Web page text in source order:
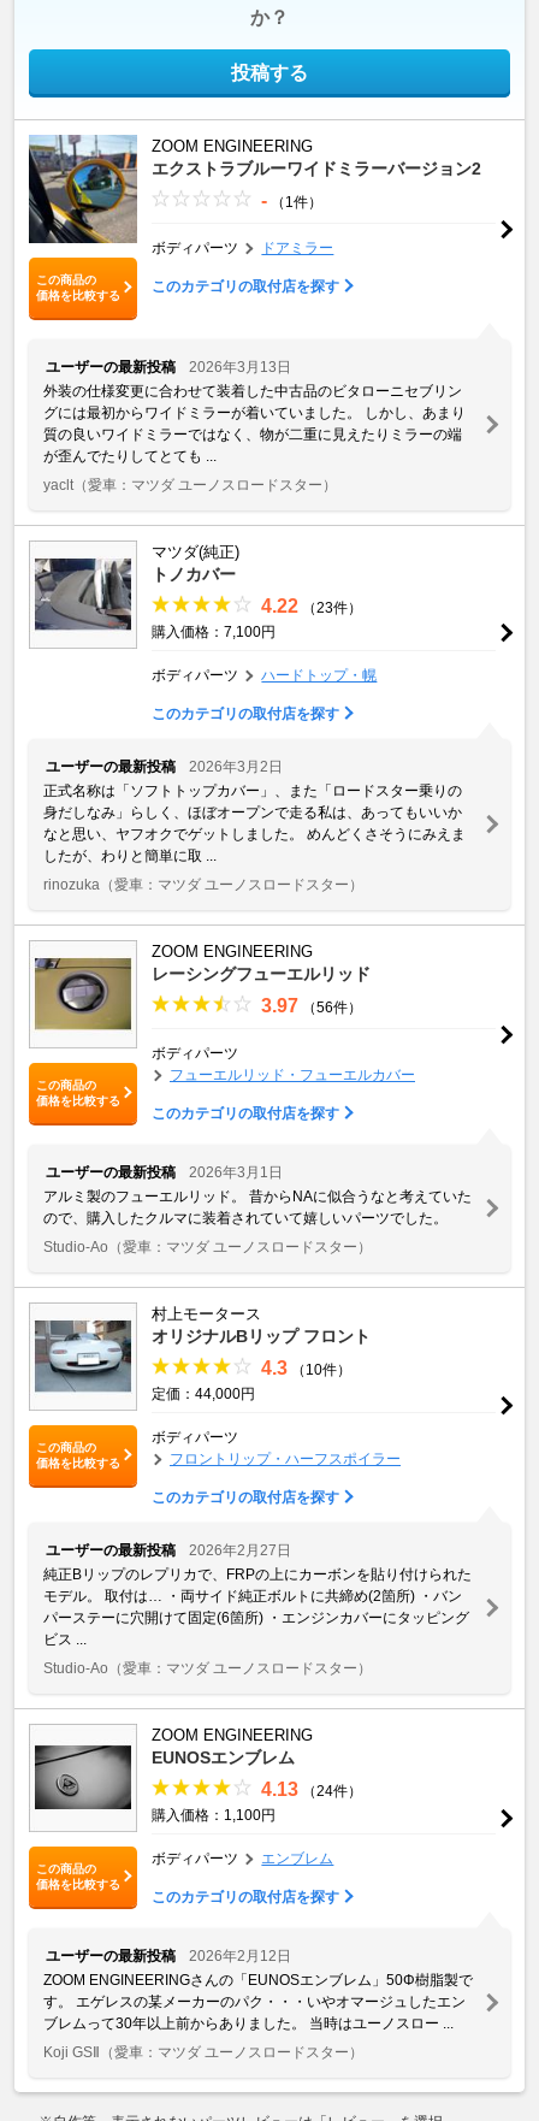
か？
投稿する
この商品の
価格を比較する
ZOOM ENGINEERING
エクストラブルーワイドミラーバージョン2
- （1件）
ボディパーツ ドアミラー
このカテゴリの取付店を探す
ユーザーの最新投稿
2026年3月13日
外装の仕様変更に合わせて装着した中古品のビタローニセブリン
グには最初からワイドミラーが着いていました。 しかし、あまり
質の良いワイドミラーではなく、物が二重に見えたりミラーの端
が歪んでたりしてとても ...
yaclt （愛車：マツダ ユーノスロードスター）
マツダ(純正)
トノカバー
4.22
（23件）
購入価格：7,100円
ボディパーツ ハードトップ・幌
このカテゴリの取付店を探す
ユーザーの最新投稿
2026年3月2日
正式名称は「ソフトトップカバー」、また「ロードスター乗りの
身だしなみ」らしく、ほぼオープンで走る私は、あってもいいか
なと思い、ヤフオクでゲットしました。 めんどくさそうにみえま
したが、わりと簡単に取 ...
rinozuka （愛車：マツダ ユーノスロードスター）
この商品の
価格を比較する
ZOOM ENGINEERING
レーシングフューエルリッド
3.97 （56件）
ボディパーツ
フューエルリッド・フューエルカバー
このカテゴリの取付店を探す
ユーザーの最新投稿
2026年3月1日
アルミ製のフューエルリッド。 昔からNAに似合うなと考えていた
ので、購入したクルマに装着されていて嬉しいパーツでした。
Studio-Ao （愛車：マツダ ユーノスロードスター）
この商品の
価格を比較する
村上モータース
オリジナルBリップ フロント
4.3
（10件）
定価：44,000円
ボディパーツ
フロントリップ・ハーフスポイラー
このカテゴリの取付店を探す
ユーザーの最新投稿
2026年2月27日
純正Bリップのレプリカで、FRPの上にカーボンを貼り付けられた
モデル。 取付は… ・両サイド純正ボルトに共締め(2箇所) ・バン
パーステーに穴開けて固定(6箇所) ・エンジンカバーにタッピング
ビス ...
Studio-Ao （愛車：マツダ ユーノスロードスター）
この商品の
価格を比較する
ZOOM ENGINEERING
EUNOSエンブレム
4.13
（24件）
購入価格：1,100円
ボディパーツ エンブレム
このカテゴリの取付店を探す
ユーザーの最新投稿
2026年2月12日
ZOOM ENGINEERINGさんの「EUNOSエンブレム」50Φ樹脂製で
す。 エゲレスの某メーカーのパク・・・いやオマージュしたエン
ブレムって30年以上前からありました。 当時はユーノスロー ...
Koji GSⅡ （愛車：マツダ ユーノスロードスター）